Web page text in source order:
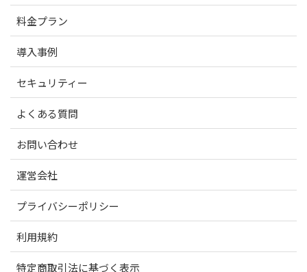
料金プラン
導入事例
セキュリティー
よくある質問
お問い合わせ
運営会社
プライバシーポリシー
利用規約
特定商取引法に基づく表示